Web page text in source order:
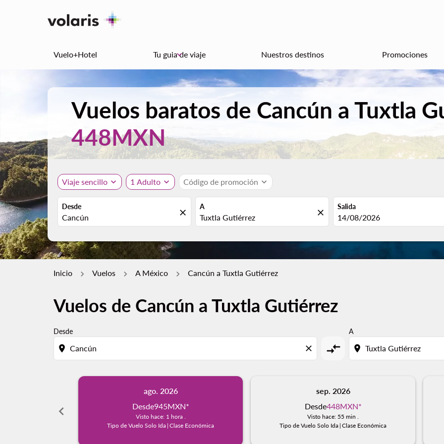
Vuelo+Hotel Tu guia de viaje
keyboard_arrow_down Nuestros destinos Promociones
Vuelos baratos de Cancún a Tuxtla
448MXN
Viaje sencillo expand_more 1 Adulto expand_more Código de promoción expand_more
Desde
close
A
close
Salida
fc-booking-departure-date-
14/08/2026
Inicio Vuelos A México Cancún a Tuxtla Gutiérrez
Vuelos de Cancún a Tuxtla Gutiérrez
Desde
location_on close compare_arrows
A
location_on
chevron_left
ago. 2026
Desde945MXN*
Visto hace: 1 hora .
Tipo de Vuelo Solo Ida | Clase Económica
sep. 2026
Desde448MXN*
Visto hace: 55 min .
Tipo de Vuelo Solo Ida | Clase Económica